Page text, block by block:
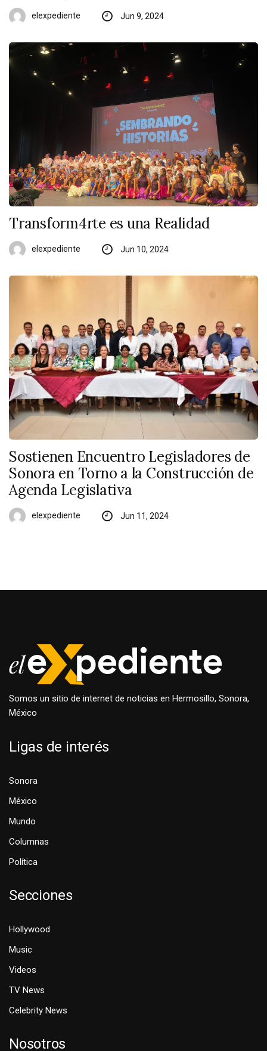
elexpediente Jun 9, 2024
Transform4rte es una Realidad
elexpediente Jun 10, 2024
Sostienen Encuentro Legisladores de
Sonora en Torno a la Construcción de
Agenda Legislativa
elexpediente Jun 11, 2024
Somos un sitio de internet de noticias en Hermosillo, Sonora,
México
Ligas de interés
Sonora
México
Mundo
Columnas
Política
Secciones
Hollywood
Music
Videos
TV News
Celebrity News
Nosotros